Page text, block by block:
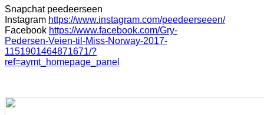
Snapchat peedeerseen
Instagram https://www.instagram.com/peedeerseeen/
Facebook https://www.facebook.com/Gry-
Pedersen-Veien-til-Miss-Norway-2017-
1151901464871671/?
ref=aymt_homepage_panel